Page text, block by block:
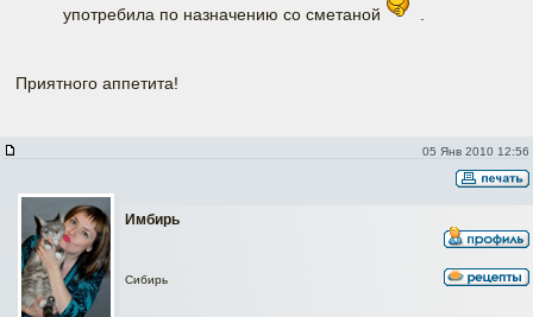
употребила по назначению со сметаной
Приятного аппетита!
05 Янв 2010 12:56
Имбирь
Сибирь